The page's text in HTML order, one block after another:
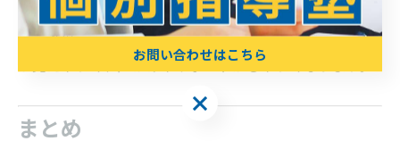
計画
進度
が見えやすく、声かけやサポートがしやすくなります。
まとめ
お問い合わせはこちら
お問い合わせはこちら